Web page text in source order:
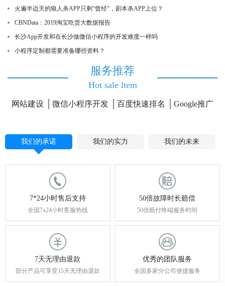
火遍半边天的狼人杀APP只剩“曾经”，剧本杀APP上位？
CBNData：2019淘宝吃货大数据报告
长沙App开发和在长沙做微信小程序的开发难度一样吗
小程序定制都需要准备哪些资料？
服务推荐
Hot sale ltem
网站建设 微信小程序开发 百度快速排名 Google推广
我们的承诺 我们的实力 我们的未来
7*24小时售后支持
全国7x24小时客服热线
50倍故障时长赔偿
50倍赔付终端服务时间
7天无理由退款
部分产品可享受15天无理由退款
优秀的团队服务
全国多家分公司便捷服务